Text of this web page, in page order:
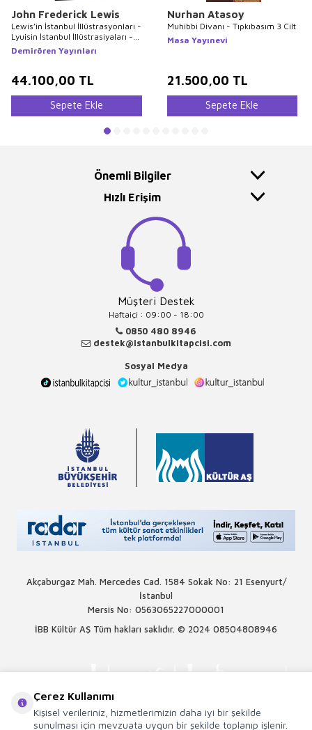
John Frederick Lewis
Lewis’in İstanbul İllüstrasyonları -
Lyuisin İstanbul İllüstrasiyaları -
Lewis`s Illustrations of
Constantinople
Demirören Yayınları
44.100,00 TL
Sepete Ekle
Nurhan Atasoy
Muhibbi Divanı - Tıpkıbasım 3 Cilt
Masa Yayınevi
21.500,00 TL
Sepete Ekle
Önemli Bilgiler
Hızlı Erişim
Müşteri Destek
Haftaiçi : 09:00 - 18:00
0850 480 8946
destek@istanbulkitapcisi.com
Sosyal Medya
Akçaburgaz Mah. Mercedes Cad. 1584 Sokak No: 21 Esenyurt/
İstanbul
Mersis No: 0563065227000001
İBB Kültür AŞ Tüm hakları saklıdır. © 2024 08504808946
Çerez Kullanımı
Kişisel verileriniz, hizmetlerimizin daha iyi bir şekilde
sunulması için mevzuata uygun bir şekilde toplanıp işlenir.